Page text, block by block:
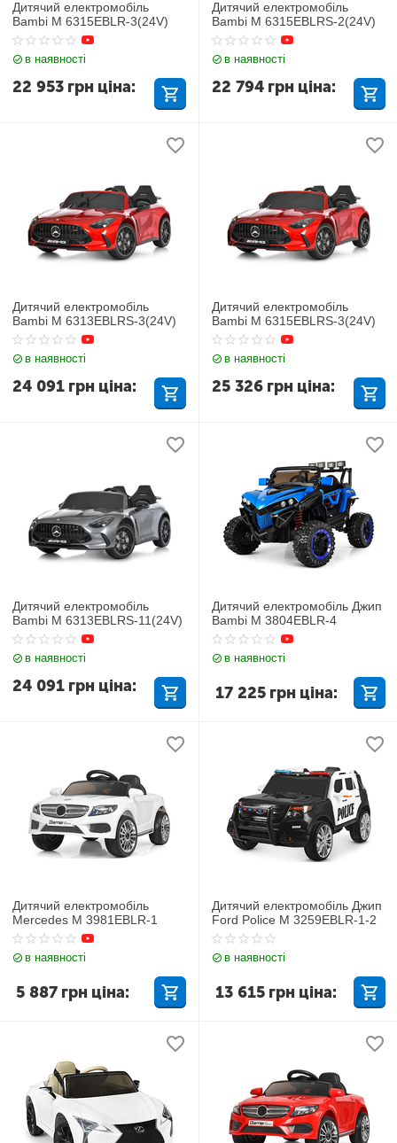
Дитячий електромобіль
Bambi M 6315EBLR-3(24V)
в наявності
22 953 грн ціна:
Дитячий електромобіль
Bambi M 6315EBLRS-2(24V)
в наявності
22 794 грн ціна:
Дитячий електромобіль
Bambi M 6313EBLRS-3(24V)
в наявності
24 091 грн ціна:
Дитячий електромобіль
Bambi M 6315EBLRS-3(24V)
в наявності
25 326 грн ціна:
Дитячий електромобіль
Bambi M 6313EBLRS-11(24V)
в наявності
24 091 грн ціна:
Дитячий електромобіль Джип
Bambi M 3804EBLR-4
в наявності
17 225 грн ціна:
Дитячий електромобіль
Mercedes M 3981EBLR-1
в наявності
5 887 грн ціна:
Дитячий електромобіль Джип
Ford Police M 3259EBLR-1-2
в наявності
13 615 грн ціна: